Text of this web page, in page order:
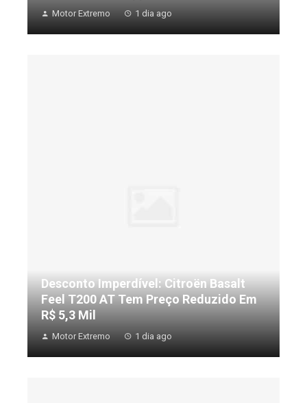
Motor Extremo 1 dia ago
Desconto Imperdível: Citroën Basalt
Feel T200 AT Tem Preço Reduzido Em
R$ 5,3 Mil
Motor Extremo 1 dia ago